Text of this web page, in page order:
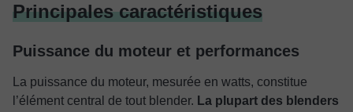
Principales caractéristiques
Puissance du moteur et performances
La puissance du moteur, mesurée en watts, constitue
l’élément central de tout blender. La plupart des blenders